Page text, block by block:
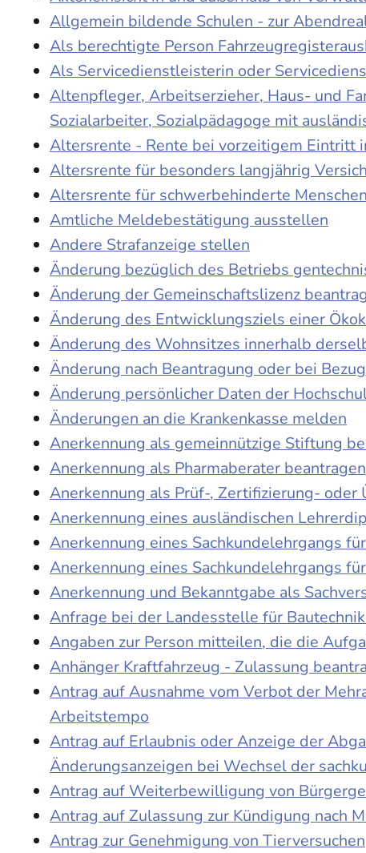
Allgemein bildende Schulen - zur
Als berechtigte Person
Als Servicedienstleisterin oder
Altenpfleger, Arbeitserzieher, Haus- und
Sozialarbeiter, Sozialpädagoge mit
Altersrente - Rente bei vorzeitigem Eintritt
Altersrente für besonders langjährig
Altersrente für schwerbehinderte
Amtliche Meldebestätigung ausstellen
Andere Strafanzeige stellen
Änderung bezüglich des Betriebs
Änderung der Gemeinschaftslizenz
Änderung des Entwicklungsziels einer
Änderung des Wohnsitzes innerhalb
Änderung nach Beantragung oder bei
Änderung persönlicher Daten der
Änderungen an die Krankenkasse melden
Anerkennung als gemeinnützige Stiftung
Anerkennung als Pharmaberater beantragen
Anerkennung als Prüf-, Zertifizierung-
Anerkennung eines ausländischen
Anerkennung eines Sachkundelehrgangs
Anerkennung eines Sachkundelehrgangs
Anerkennung und Bekanntgabe als
Anfrage bei der Landesstelle für
Angaben zur Person mitteilen, die die
Anhänger Kraftfahrzeug - Zulassung
Antrag auf Ausnahme vom Verbot der
Arbeitstempo
Antrag auf Erlaubnis oder Anzeige der
Änderungsanzeigen bei Wechsel der
Antrag auf Weiterbewilligung von
Antrag auf Zulassung zur Kündigung nach
Antrag zur Genehmigung von Tierversuchen